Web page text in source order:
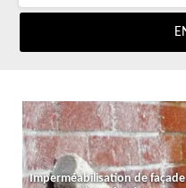
Imperméabilisation de façade